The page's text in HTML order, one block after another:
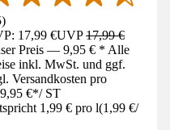
)
17,99 €UVP17,99 €
Preis — 9,95 € * Alle
inkl. MwSt. und ggf.
Versandkosten pro
9,95 €*/ ST
1,99 € pro l(1,99 €/